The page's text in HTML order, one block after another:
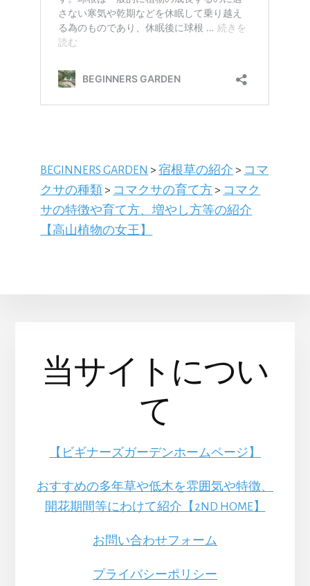
BEGINNERS GARDEN >宿根草の紹介 > コマ
クサの種類 > コマクサの育て方> コマク
サの特徴や育て方、増やし方等の紹介
【高山植物の女王】
当サイトについ
て
【ビギナーズガーデンホームページ】
おすすめの多年草や低木を雰囲気や特徴、
開花期間等にわけて紹介【2ND HOME】
お問い合わせフォーム
プライバシーポリシー